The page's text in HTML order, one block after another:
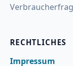
RECHTLICHES
Impressum